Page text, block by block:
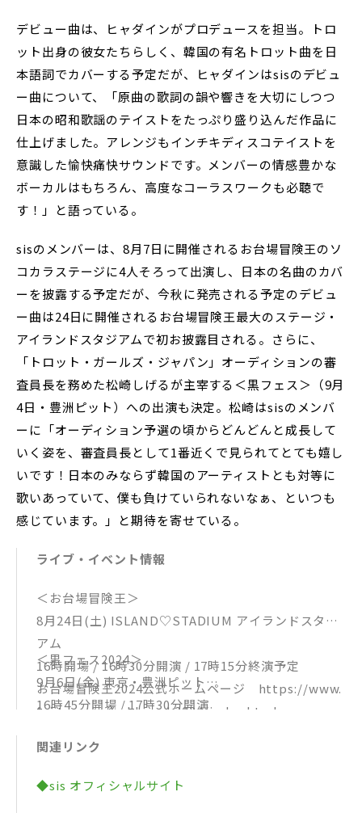
デビュー曲は、ヒャダインがプロデュースを担当。トロ
ット出身の彼女たちらしく、韓国の有名トロット曲を日
本語詞でカバーする予定だが、ヒャダインはsisのデビュ
ー曲について、「原曲の歌詞の韻や響きを大切にしつつ
日本の昭和歌謡のテイストをたっぷり盛り込んだ作品に
仕上げました。アレンジもインチキディスコテイストを
意識した愉快痛快サウンドです。メンバーの情感豊かな
ボーカルはもちろん、高度なコーラスワークも必聴で
す！」と語っている。
sisのメンバーは、8月7日に開催されるお台場冒険王のソ
コカラステージに4人そろって出演し、日本の名曲のカバ
ーを披露する予定だが、今秋に発売される予定のデビュ
ー曲は24日に開催されるお台場冒険王最大のステージ・
アイランドスタジアムで初お披露目される。さらに、
「トロット・ガールズ・ジャパン」オーディションの審
査員長を務めた松崎しげるが主宰する＜黒フェス＞（9月
4日・豊洲ピット）への出演も決定。松崎はsisのメンバ
ーに「オーディション予選の頃からどんどんと成長して
いく姿を、審査員長として1番近くで見られてとても嬉し
いです！日本のみならず韓国のアーティストとも対等に
歌いあっていて、僕も負けていられないなぁ、といつも
感じています。」と期待を寄せている。
ライブ・イベント情報
＜お台場冒険王＞
8月24日(土) ISLAND♡STADIUM アイランドスタジ
アム
16時開場 / 16時30分開演 / 17時15分終演予定
お台場冒険王2024公式ホームページ https://www.
fujitv.co.jp/bohkenoh2024/index.html
＜黒フェス2024＞
9月6日(金) 東京・豊洲ピット
16時45分開場 / 17時30分開演
関連リンク
◆sis オフィシャルサイト